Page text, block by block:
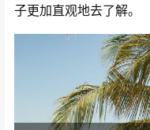
子更加直观地去了解。